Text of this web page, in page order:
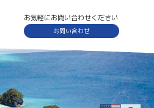
お気軽にお問い合わせください
お問い合わせ